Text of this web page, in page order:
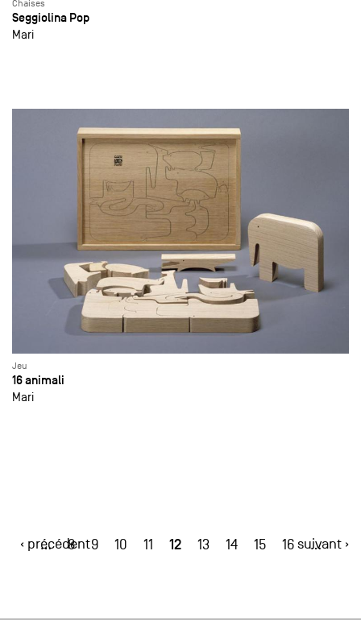
Chaises
Seggiolina Pop
Mari
Jeu
16 animali
Mari
‹ précédent
… 8 9 10 11 12 13 14 15 16 …
suivant ›